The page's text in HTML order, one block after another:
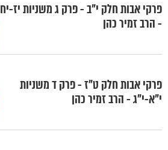
פרקי אבות חלק י"ב - פרק ג משניות יז-יח
- הרב זמיר כהן
פרקי אבות חלק ט"ז - פרק ד משניות
י"א-י"ג - הרב זמיר כהן